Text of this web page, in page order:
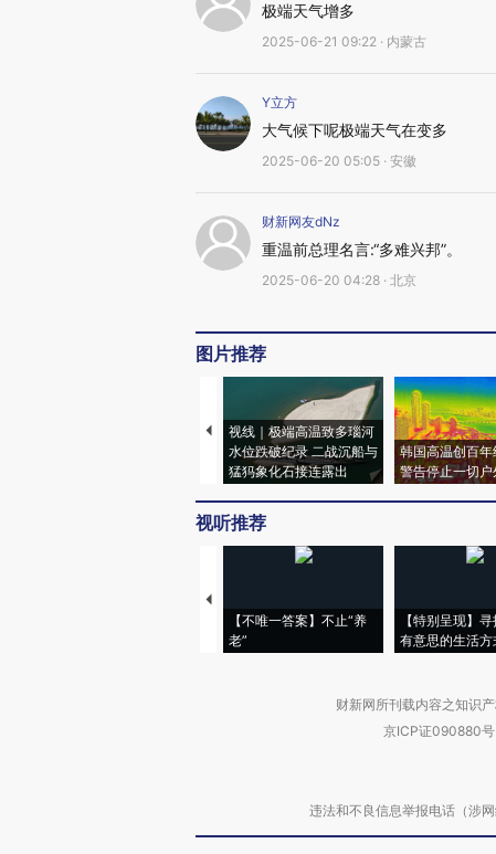
极端天气增多
2025-06-21 09:22 · 内蒙古
Y立方
大气候下呢极端天气在变多
2025-06-20 05:05 · 安徽
财新网友dNz
重温前总理名言:“多难兴邦”。
2025-06-20 04:28 · 北京
图片推荐
视线｜极端高温致多瑙河
水位跌破纪录 二战沉船与
猛犸象化石接连露出
韩国高温创百年
警告停止一切户
视听推荐
【不唯一答案】不止“养
老”
【特别呈现】
有意思的生活方
财新网所刊载内容之知识
京ICP证090880号
违法和不良信息举报电话（涉